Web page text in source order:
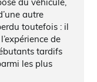
autre
toutefois : il
de
tardifs
les plus